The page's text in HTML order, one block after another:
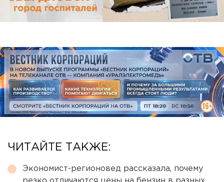
ЧИТАЙТЕ ТАКЖЕ:
Экономист-регионовед рассказала, почему